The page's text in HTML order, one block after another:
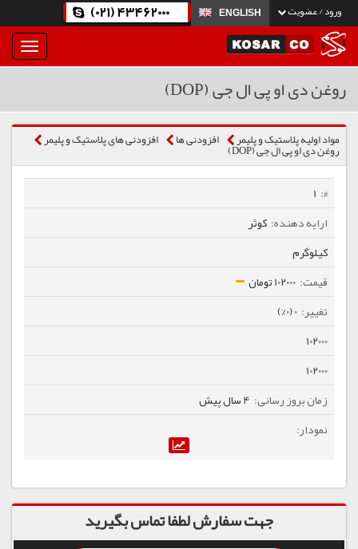
ورود / عضویت ENGLISH
(021) 43462000
بار
و
روغن دی او پی ال جی (DOP)
مواد اولیه پلاستیک و پلیمر افزودنی ها افزودنی های پلاستیک و پلیمر
روغن دی او پی ال جی (DOP)
1
کوثر
کیلوگرم
102000 تومان
0 (0%)
102000
102000
4 سال پیش
جهت سفارش لطفا تماس بگیرید